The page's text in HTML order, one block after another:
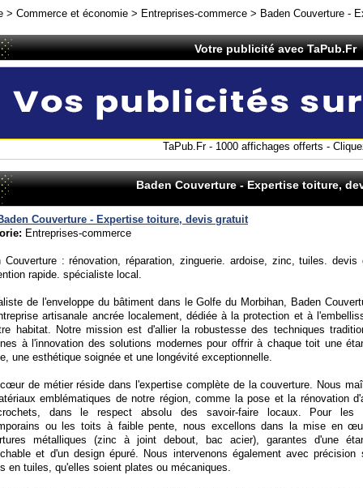
> Commerce et économie > Entreprises-commerce > Baden Couverture -
Votre publicité avec TaPub.Fr
TaPub.Fr - 1000 affichages offerts -
Baden Couverture - Expertise toiture,
Couverture - Expertise toiture, devis gratuit
Entreprises-commerce
Couverture : rénovation, réparation, zinguerie. ardoise, zinc, tuiles. devis
rapide. spécialiste local.
de l'enveloppe du bâtiment dans le Golfe du Morbihan, Baden
artisanale ancrée localement, dédiée à la protection et à
habitat. Notre mission est d'allier la robustesse des techniques
à l'innovation des solutions modernes pour offrir à chaque toit une
une esthétique soignée et une longévité exceptionnelle.
de métier réside dans l'expertise complète de la couverture. Nous
emblématiques de notre région, comme la pose et la rénovation
dans le respect absolu des savoir-faire locaux. Pour les
ou les toits à faible pente, nous excellons dans la mise en
métalliques (zinc à joint debout, bac acier), garantes d'une
et d'un design épuré. Nous intervenons également avec précision
en tuiles, qu'elles soient plates ou mécaniques.